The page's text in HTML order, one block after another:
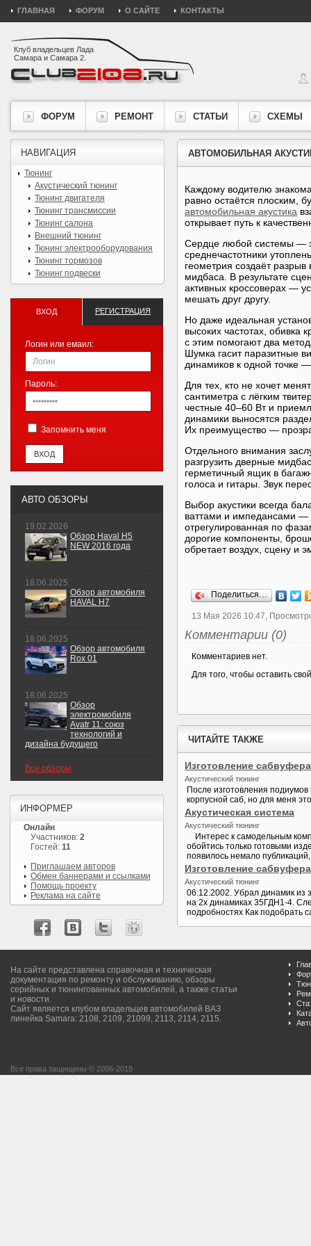
ГЛАВНАЯ ФОРУМ О САЙТЕ КОНТАКТЫ
Клуб владельцев Лада
Самара и Самара 2.
ФОРУМ РЕМОНТ СТАТЬИ СХЕМЫ
АВТОМОБИЛЬНАЯ
Каждому водителю
равно остаётся плоским,
автомобильная акустика
открывает путь к
Сердце любой системы —
среднечастотники
геометрия создаёт
мидбаса. В результате
активных кроссоверах —
мешать друг другу.
Но даже идеальная
высоких частотах, обивка
с этим помогают два
Шумка гасит паразитные
динамиков к одной точке
Для тех, кто не хочет
сантиметра с лёгким
честные 40–60 Вт и
динамики выносятся
Их преимущество —
Отдельного внимания
разгрузить дверные
герметичный ящик в
голоса и гитары. Звук
Выбор акустики всегда
ваттами и импедансами —
отрегулированная по
дорогие компоненты,
обретает воздух, сцену и
Поделиться…
13 Мая 2026 10:47,
Комментарии (0)
Комментариев нет.
Для того, чтобы оставить
ЧИТАЙТЕ ТАКЖЕ
Изготовление сабвуфера
Акустический тюнинг
После изготовления
корпусной саб, но для меня
Акустическая система
Акустический тюнинг
Интерес к самодельным
обойтись только готовыми
появилось немало
Изготовление
Акустический тюнинг
06.12.2002. Убрал динамик из
на 2х динамиках 35ГДН1-4.
подробностях Как подобрать
НАВИГАЦИЯ
Тюнинг
Акустический тюнинг
Тюнинг двигателя
Тюнинг трансмиссии
Тюнинг салона
Внешний тюнинг
Тюнинг электрооборудования
Тюнинг тормозов
Тюнинг подвески
ВХОД РЕГИСТРАЦИЯ
Логин или емаил:
Пароль:
Запомнить меня
АВТО ОБЗОРЫ
19.02.2026
Обзор Haval H5
NEW 2016 года
18.06.2025
Обзор автомобиля
HAVAL H7
18.06.2025
Обзор автомобиля
Rox 01
18.06.2025
Обзор
электромобиля
Avatr 11: союз
технологий и
дизайна будущего
Все обзоры
ИНФОРМЕР
Онлайн
Участников: 2
Гостей: 11
Приглашаем авторов
Обмен баннерами и ссылками
Помощь проекту
Реклама на сайте
На сайте представлена справочная и техническая
документация по ремонту и обслуживанию, обзоры
серийных и тюнингованных автомобилей, а также статьи
и новости.
Сайт является клубом владельцев автомобилей ВАЗ
линейка Samara: 2108, 2109, 21099, 2113, 2114, 2115.
Все права защищены © 2006-2018